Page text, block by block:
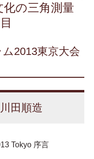
の三角測量
2013東京大会
田順造
Tokyo 序言